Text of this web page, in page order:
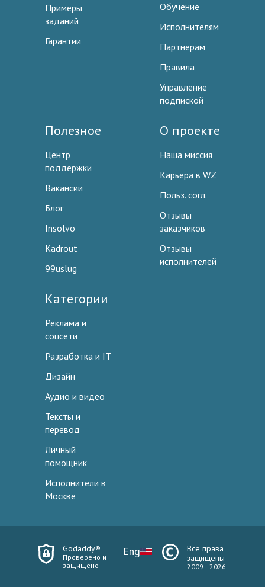
Примеры
заданий
Гарантии
Обучение
Исполнителям
Партнерам
Правила
Управление
подпиской
Полезное
Центр
поддержки
Вакансии
Блог
Insolvo
Kadrout
99uslug
О проекте
Наша миссия
Карьера в WZ
Польз. согл.
Отзывы
заказчиков
Отзывы
исполнителей
Категории
Реклама и
соцсети
Разработка и IT
Дизайн
Аудио и видео
Тексты и
перевод
Личный
помощник
Исполнители в
Москве
Godaddy®
Проверено и
защищено
Eng
Все права
защищены
2009—2026